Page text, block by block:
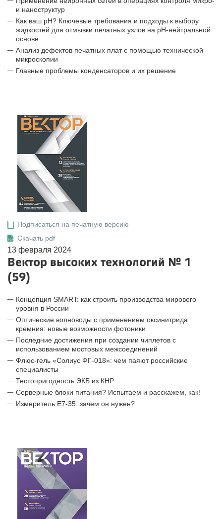
и наноструктур
Как ваш pH? Ключевые требования и подходы к выбору
жидкостей для отмывки печатных узлов на pH-нейтральной
основе
Анализ дефектов печатных плат с помощью технической
микроскопии
Главные проблемы конденсаторов и их решение
Подписаться на печатную версию
Скачать pdf
13 февраля 2024
Вектор высоких технологий № 1
(59)
Концепция SMART: как строить производства мирового
уровня в России
Оптические волноводы с применением оксинитрида
кремния: новые возможности фотоники
Последние достижения при создании чиплетов с
использованием мостовых межсоединений
Флюс-гель «Солиус ФГ-018»: чем паяют российские
специалисты
Тестопригодность ЭКБ из КНР
Серверные блоки питания? Испытаем и расскажем, как!
Измеритель Е7-35: зачем он нужен?